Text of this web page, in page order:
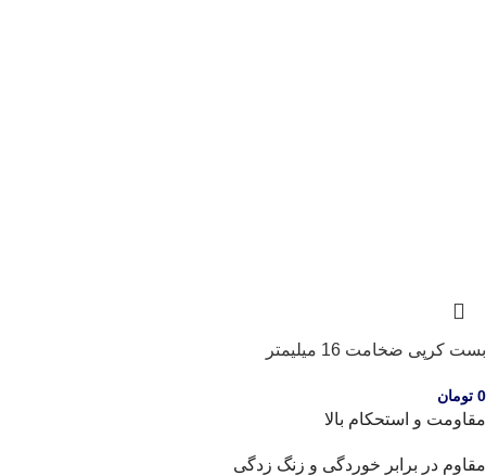
بست کرپی ضخامت 16 میلیمتر
0 تومان
مقاومت و استحکام بالا
مقاوم در برابر خوردگی و زنگ زدگی